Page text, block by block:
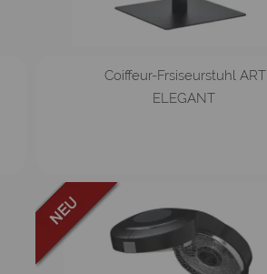
schwarz Beige
Coiffeur-Frsiseurstuhl ART
ELEGANT